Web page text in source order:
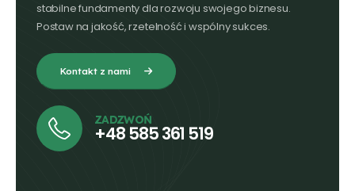
stabilne fundamenty dla rozwoju swojego biznesu.
Postaw na jakość, rzetelność i wspólny sukces.
Kontakt z nami
ZADZWOŃ
+48 585 361 519